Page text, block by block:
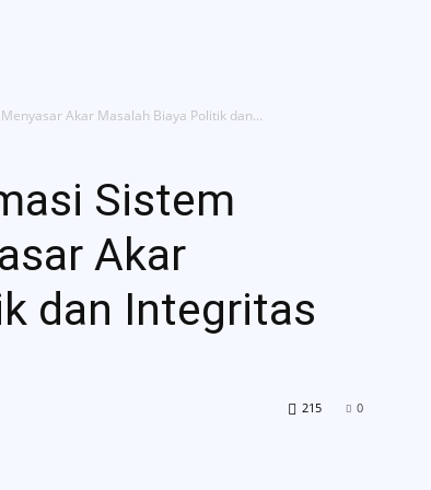
Akar Masalah Biaya Politik dan...
Sistem
Akar
dan Integritas
0
215